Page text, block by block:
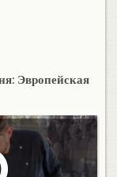
Эвропейская